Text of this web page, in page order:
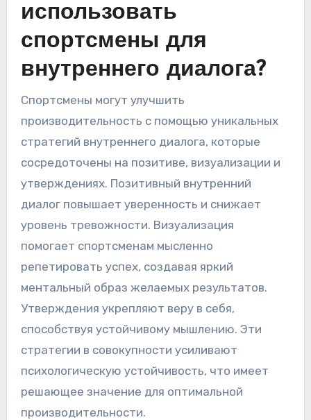
использовать
спортсмены для
внутреннего диалога?
Спортсмены могут улучшить
производительность с помощью уникальных
стратегий внутреннего диалога, которые
сосредоточены на позитиве, визуализации и
утверждениях. Позитивный внутренний
диалог повышает уверенность и снижает
уровень тревожности. Визуализация
помогает спортсменам мысленно
репетировать успех, создавая яркий
ментальный образ желаемых результатов.
Утверждения укрепляют веру в себя,
способствуя устойчивому мышлению. Эти
стратегии в совокупности усиливают
психологическую устойчивость, что имеет
решающее значение для оптимальной
производительности.